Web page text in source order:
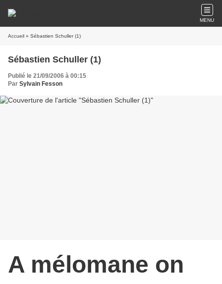
MENU
Accueil » Sébastien Schuller (1)
Sébastien Schuller (1)
Publié le 21/09/2006 à 00:15
Par Sylvain Fesson
A mélomane on